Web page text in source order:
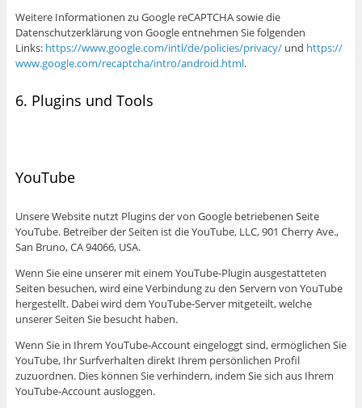
Weitere Informationen zu Google reCAPTCHA sowie die
Datenschutzerklärung von Google entnehmen Sie folgenden
Links: https://www.google.com/intl/de/policies/privacy/und https://
www.google.com/recaptcha/intro/android.html.
6. Plugins und Tools
YouTube
Unsere Website nutzt Plugins der von Google betriebenen Seite
YouTube. Betreiber der Seiten ist die YouTube, LLC, 901 Cherry Ave.,
San Bruno, CA 94066, USA.
Wenn Sie eine unserer mit einem YouTube-Plugin ausgestatteten
Seiten besuchen, wird eine Verbindung zu den Servern von YouTube
hergestellt. Dabei wird dem YouTube-Server mitgeteilt, welche
unserer Seiten Sie besucht haben.
Wenn Sie in Ihrem YouTube-Account eingeloggt sind, ermöglichen Sie
YouTube, Ihr Surfverhalten direkt Ihrem persönlichen Profil
zuzuordnen. Dies können Sie verhindern, indem Sie sich aus Ihrem
YouTube-Account ausloggen.